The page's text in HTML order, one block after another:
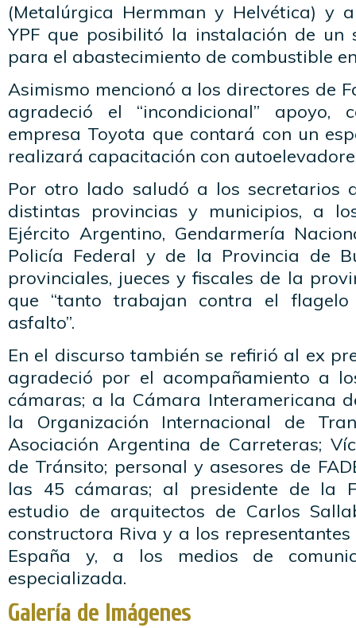
(Metalúrgica Hermman y Helvética) y
YPF que posibilitó la instalación de
para el abastecimiento de combustible
Asimismo mencionó a los directores de
agradeció el “incondicional”
empresa Toyota que contará con un
realizará capacitación con
Por otro lado saludó a los secretarios
distintas provincias y municipios, a
Ejército Argentino, Gendarmería
Policía Federal y de la Provincia de
provinciales, jueces y fiscales de la
que “tanto trabajan contra el
asfalto”.
En el discurso también se refirió al ex
agradeció por el acompañamiento a
cámaras; a la Cámara Interamericana
la Organización Internacional de
Asociación Argentina de Carreteras;
de Tránsito; personal y asesores de
las 45 cámaras; al presidente de la
estudio de arquitectos de Carlos
constructora Riva y a los
España y, a los medios de
especializada.
Galería de Imágenes